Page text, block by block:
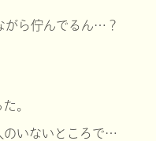
がら佇んでるん…？
。
のいないところで…